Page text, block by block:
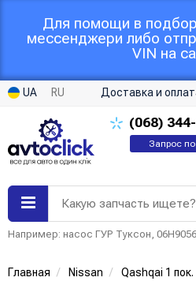
Для помощи в
мессенджери либо
VIN на
UA RU Доставка и
(068)
Запрос по
Какую запчасть ищете?
Например: насос ГУР Туксон,
Главная Nissan
Qashqai 1 пок.